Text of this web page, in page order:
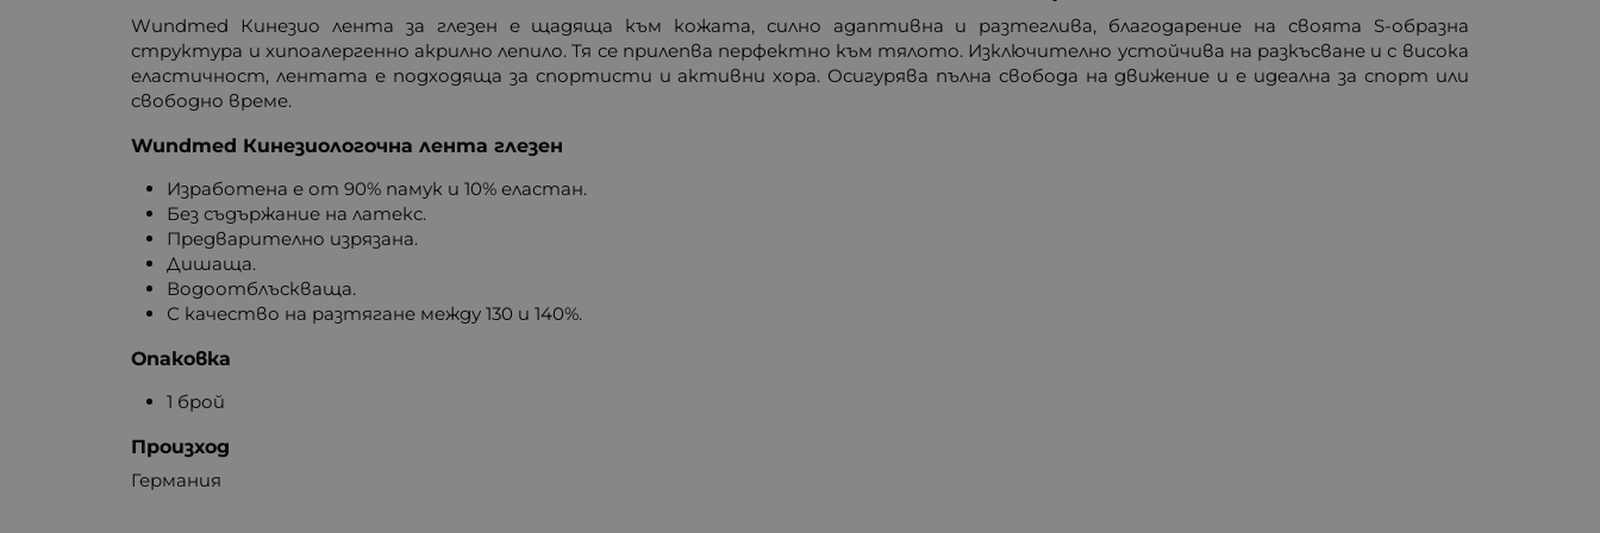
Wundmed Кинезио лента за глезен е щадяща към кожата, силно адаптивна и разтеглива, благодарение на своята S-образна
структура и хипоалергенно акрилно лепило. Тя се прилепва перфектно към тялото. Изключително устойчива на разкъсване и с висока
еластичност, лентата е подходяща за спортисти и активни хора. Осигурява пълна свобода на движение и е идеална за спорт или
свободно време.
Wundmed Кинезиологочна лента глезен
Изработена е от 90% памук и 10% еластан.
Без съдържание на латекс.
Предварително изрязана.
Дишаща.
Водоотблъскваща.
С качество на разтягане между 130 и 140%.
Опаковка
1 брой
Произход
Германия